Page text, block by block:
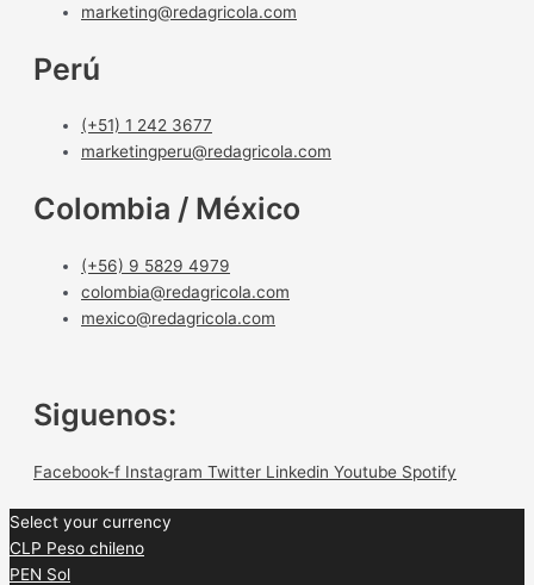
marketing@redagricola.com
Perú
(+51) 1 242 3677
marketingperu@redagricola.com
Colombia / México
(+56) 9 5829 4979
colombia@redagricola.com
mexico@redagricola.com
Siguenos:
Facebook-f Instagram Twitter Linkedin Youtube Spotify
Select your currency
CLP Peso chileno
PEN Sol